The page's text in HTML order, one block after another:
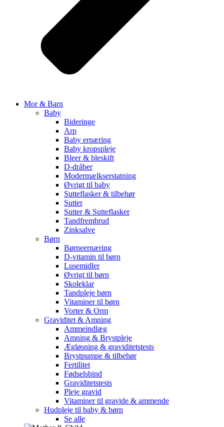
Mor & Barn
Baby
Bideringe
Arp
Baby ernæring
Baby kropspleje
Bleer & bleskift
D-dråber
Modermælkserstatning
Øvrigt til baby
Sutteflasker & tilbehør
Sutter
Sutter & Sutteflasker
Tandfrembrud
Zinksalve
Børn
Børneernæring
D-vitamin til børn
Lusemidler
Øvrigt til børn
Skoleklar
Tandpleje børn
Vitaminer til børn
Vorter & Orm
Graviditet & Amning
Ammeindlæg
Amning & Brystpleje
Ægløsning & graviditetstests
Brystpumpe & tilbehør
Fertilitet
Fødselsbind
Graviditetstests
Pleje gravid
Vitaminer til gravide & ammende
Hudpleje til baby & børn
Se alle